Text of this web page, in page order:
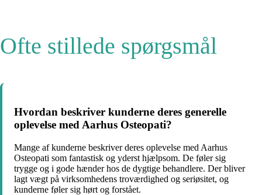
Ofte stillede spørgsmål
Hvordan beskriver kunderne deres generelle
oplevelse med Aarhus Osteopati?
Mange af kunderne beskriver deres oplevelse med Aarhus
Osteopati som fantastisk og yderst hjælpsom. De føler sig
trygge og i gode hænder hos de dygtige behandlere. Der bliver
lagt vægt på virksomhedens troværdighed og seriøsitet, og
kunderne føler sig hørt og forstået.